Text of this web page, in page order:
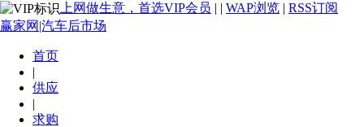
上网做生意，首选VIP会员 | | WAP浏览 | RSS订阅
赢家网|汽车后市场
首页
|
供应
|
求购